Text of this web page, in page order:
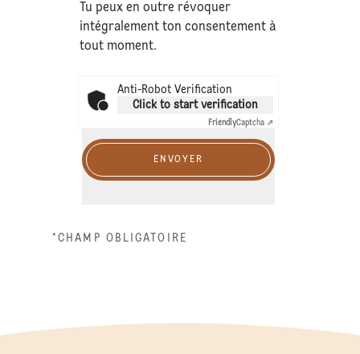
Tu peux en outre révoquer
intégralement ton consentement à
tout moment.
Anti-Robot Verification
Click to start verification
FriendlyCaptcha ⇗
ENVOYER
*CHAMP OBLIGATOIRE